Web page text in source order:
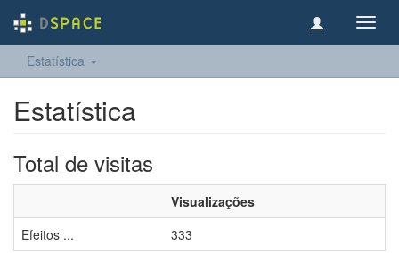
Estatística
Estatística
Total de visitas
Visualizações
Efeitos ...
333